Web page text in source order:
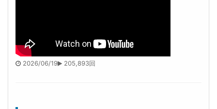
2026/06/19 205,893回